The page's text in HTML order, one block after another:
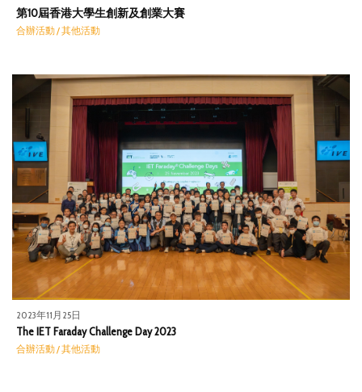
第10屆香港大學生創新及創業大賽
合辦活動 / 其他活動
2023年11月25日
The IET Faraday Challenge Day 2023
合辦活動 / 其他活動